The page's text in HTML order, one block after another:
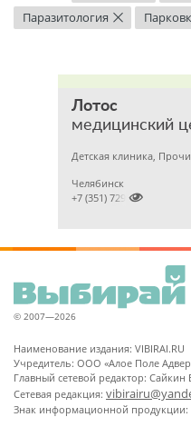
Паразитология ×
Лотос
медицинский
Челябинск

+7 (351) 7298929
© 2007—2026
Наименование издания: VIBIRAI.RU
Учредитель: ООО «Алое Поле
Главный сетевой редактор: Сайкин
Сетевая редакция:
Знак информационной продукции: